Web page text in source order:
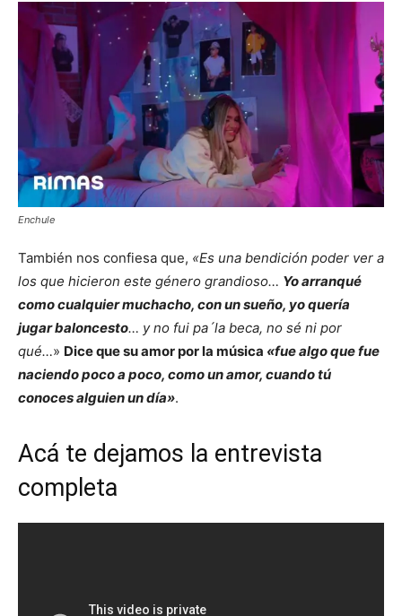
Enchule
También nos confiesa que, «Es una bendición poder ver a
los que hicieron este género grandioso… Yo arranqué
como cualquier muchacho, con un sueño, yo quería
jugar baloncesto… y no fui pa´la beca, no sé ni por
qué…» Dice que su amor por la música «fue algo que fue
naciendo poco a poco, como un amor, cuando tú
conoces alguien un día».
Acá te dejamos la entrevista
completa